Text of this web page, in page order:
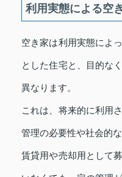
利用実態による空
空き家は利用実態によ
とした住宅と、目的な
異なります。
これは、将来的に利用
管理の必要性や社会的
賃貸用や売却用として